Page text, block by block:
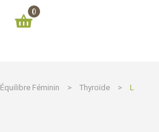
0
Équilibre Féminin > Thyroïde >
L